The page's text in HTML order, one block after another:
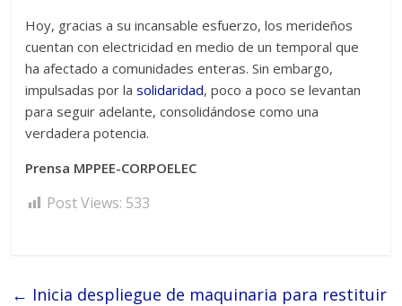
Hoy, gracias a su incansable esfuerzo, los merideños
cuentan con electricidad en medio de un temporal que
ha afectado a comunidades enteras. Sin embargo,
impulsadas por lasolidaridad, poco a poco se levantan
para seguir adelante, consolidándose como una
verdadera potencia.
Prensa MPPEE-CORPOELEC
Post Views: 533
← Inicia despliegue de maquinaria para restituir